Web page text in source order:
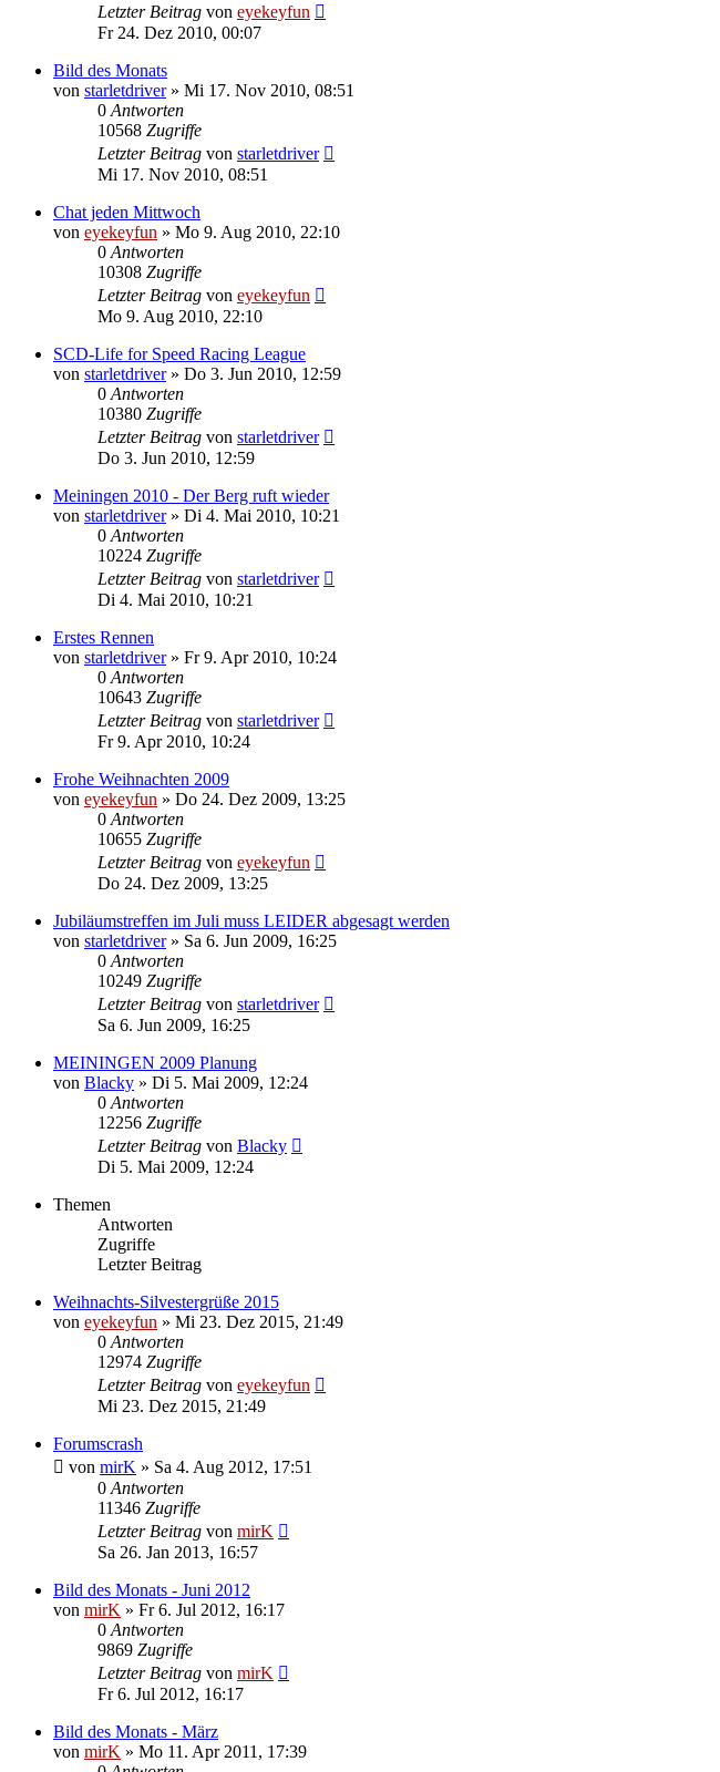
Letzter Beitrag von eyekeyfun
Fr 24. Dez 2010, 00:07
Bild des Monats
von starletdriver» Mi 17. Nov 2010, 08:51
0 Antworten
10568 Zugriffe
Letzter Beitrag von starletdriver
Mi 17. Nov 2010, 08:51
Chat jeden Mittwoch
von eyekeyfun » Mo 9. Aug 2010, 22:10
0 Antworten
10308 Zugriffe
Letzter Beitrag von eyekeyfun
Mo 9. Aug 2010, 22:10
SCD-Life for Speed Racing League
von starletdriver» Do 3. Jun 2010, 12:59
0 Antworten
10380 Zugriffe
Letzter Beitrag von starletdriver
Do 3. Jun 2010, 12:59
Meiningen 2010 - Der Berg ruft wieder
von starletdriver» Di 4. Mai 2010, 10:21
0 Antworten
10224 Zugriffe
Letzter Beitrag von starletdriver
Di 4. Mai 2010, 10:21
Erstes Rennen
von starletdriver» Fr 9. Apr 2010, 10:24
0 Antworten
10643 Zugriffe
Letzter Beitrag von starletdriver
Fr 9. Apr 2010, 10:24
Frohe Weihnachten 2009
von eyekeyfun » Do 24. Dez 2009, 13:25
0 Antworten
10655 Zugriffe
Letzter Beitrag von eyekeyfun
Do 24. Dez 2009, 13:25
Jubiläumstreffen im Juli muss LEIDER abgesagt werden
von starletdriver» Sa 6. Jun 2009, 16:25
0 Antworten
10249 Zugriffe
Letzter Beitrag von starletdriver
Sa 6. Jun 2009, 16:25
MEININGEN 2009 Planung
von Blacky » Di 5. Mai 2009, 12:24
0 Antworten
12256 Zugriffe
Letzter Beitrag von Blacky
Di 5. Mai 2009, 12:24
Themen
Antworten
Zugriffe
Letzter Beitrag
Weihnachts-Silvestergrüße 2015
von eyekeyfun » Mi 23. Dez 2015, 21:49
0 Antworten
12974 Zugriffe
Letzter Beitrag von eyekeyfun
Mi 23. Dez 2015, 21:49
Forumscrash
von mirK » Sa 4. Aug 2012, 17:51
0 Antworten
11346 Zugriffe
Letzter Beitrag von mirK
Sa 26. Jan 2013, 16:57
Bild des Monats - Juni 2012
von mirK » Fr 6. Jul 2012, 16:17
0 Antworten
9869 Zugriffe
Letzter Beitrag von mirK
Fr 6. Jul 2012, 16:17
Bild des Monats - März
von mirK » Mo 11. Apr 2011, 17:39